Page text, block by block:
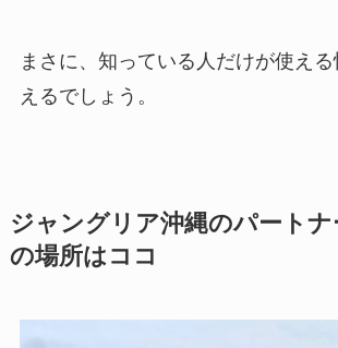
まさに、知っている人だけが使え
えるでしょう。
ジャングリア沖縄のパート
の場所はココ